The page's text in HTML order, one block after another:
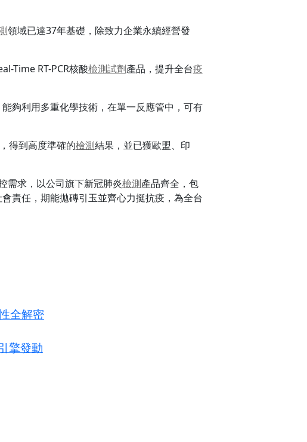
領域已達37年基礎，除致力企業永續經營發
Time RT-PCR核酸檢測試劑產品，提升全台疫
夠利用多重化學技術，在單一反應管中，可有
得到高度準確的檢測結果，並已獲歐盟、印
需求，以公司旗下新冠肺炎檢測產品齊全，包
責任，期能拋磚引玉並齊心力挺抗疫，為全台
全解密
擎發動